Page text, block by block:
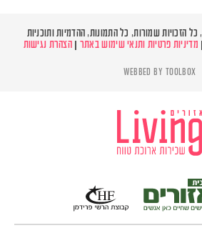
© Living by Azorim 2021, כל הזכויות שמורות, כל התמונות, ההדמיות ותוכניות
מדיניות פרטיות ותנאי שימוש באתר הצהרת נגישות
WEBBED BY TOOLBOX